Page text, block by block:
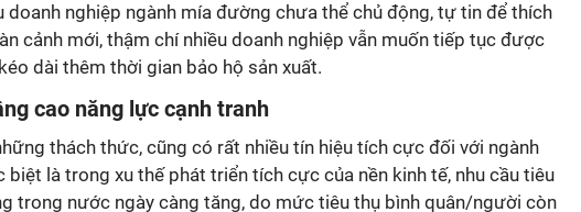
doanh nghiệp ngành mía đường chưa thể chủ động, tự tin để thích
cảnh mới, thậm chí nhiều doanh nghiệp vẫn muốn tiếp tục được
dài thêm thời gian bảo hộ sản xuất.
cao năng lực cạnh tranh
thách thức, cũng có rất nhiều tín hiệu tích cực đối với ngành
biệt là trong xu thế phát triển tích cực của nền kinh tế, nhu cầu tiêu
trong nước ngày càng tăng, do mức tiêu thụ bình quân/người còn